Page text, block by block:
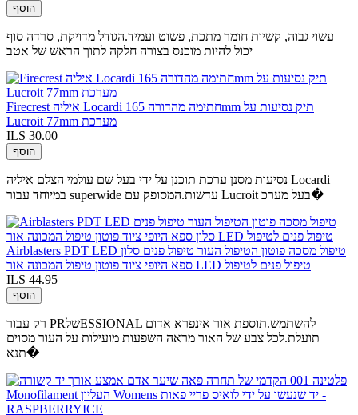
הוסף
עשוי גבוה, קשיות חומר מתכת, פשוט ועמיד.הגודל מדויקת, סרדה סוף
יכול להיות מוכנס בצורה חלקה לתוך הראש של אטב
Firecrest איליה Locardi חתימה מהדורה 165mm תיק נסיעות על
Lucroit 77mm מערכת
ILS 30.00
הוסף
נסיעות מסנן ערכת תוכנן על ידי בעל שם עולמי הצלם איליה Locardi
במיוחד עבור superwide עדשות.המסופק עם Lucroit בעל מערכ�
Airblasters PDT LED טיפול מסכה פוטון הטיפול העור טיפול פנים סלון
ספא היופי ציוד פוטון טיפול המכונה אור LED טיפול פנים לטיפול
ILS 44.95
הוסף
רק עבור PRשלESSIONAL להשתמש.תוספת אור אינפרא אדום
תועלת.לכל צבע של האור מראה השפעות מועילות על העור מסוים
תנא�